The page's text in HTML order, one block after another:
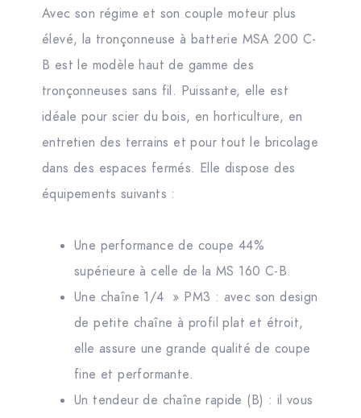
Avec son régime et son couple moteur plus
élevé, la tronçonneuse à batterie MSA 200 C-
B est le modèle haut de gamme des
tronçonneuses sans fil. Puissante, elle est
idéale pour scier du bois, en horticulture, en
entretien des terrains et pour tout le bricolage
dans des espaces fermés. Elle dispose des
équipements suivants :
Une performance de coupe 44%
supérieure à celle de la MS 160 C-B.
Une chaîne 1/4 » PM3 : avec son design
de petite chaîne à profil plat et étroit,
elle assure une grande qualité de coupe
fine et performante.
Un tendeur de chaîne rapide (B) : il vous